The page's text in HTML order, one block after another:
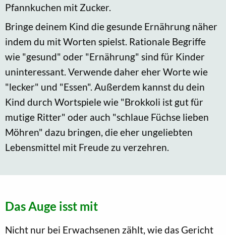
Pfannkuchen mit Zucker.
Bringe deinem Kind die gesunde Ernährung näher
indem du mit Worten spielst. Rationale Begriffe
wie "gesund" oder "Ernährung" sind für Kinder
uninteressant. Verwende daher eher Worte wie
"lecker" und "Essen". Außerdem kannst du dein
Kind durch Wortspiele wie "Brokkoli ist gut für
mutige Ritter" oder auch "schlaue Füchse lieben
Möhren" dazu bringen, die eher ungeliebten
Lebensmittel mit Freude zu verzehren.
Das Auge isst mit
Nicht nur bei Erwachsenen zählt, wie das Gericht